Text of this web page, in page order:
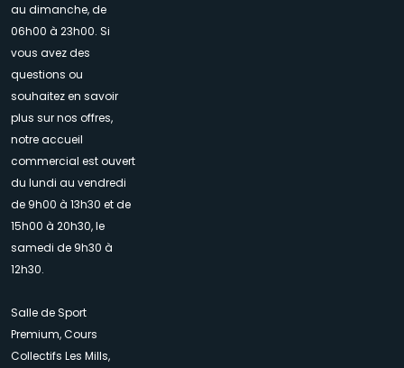
au dimanche, de
06h00 à 23h00. Si
vous avez des
questions ou
souhaitez en savoir
plus sur nos offres,
notre accueil
commercial est ouvert
du lundi au vendredi
de 9h00 à 13h30 et de
15h00 à 20h30, le
samedi de 9h30 à
12h30.
Salle de Sport
Premium, Cours
Collectifs Les Mills,